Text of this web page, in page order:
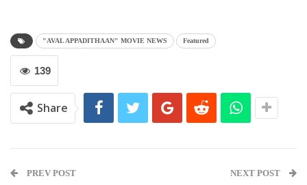
"AVAL APPADITHAAN" MOVIE NEWS Featured
139
Share
PREV POST NEXT POST